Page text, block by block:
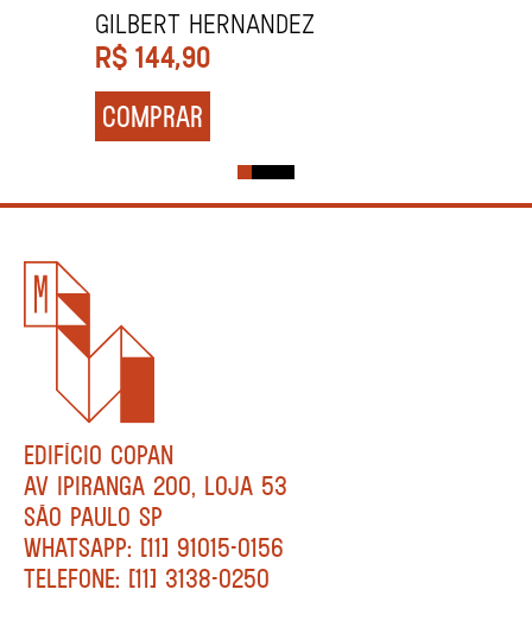
Gilbert Hernandez
R$ 144,90
COMPRAR
EDIFÍCIO COPAN
AV IPIRANGA 200, LOJA 53
SÃO PAULO SP
WHATSAPP: [11] 91015-0156
TELEFONE: [11] 3138-0250